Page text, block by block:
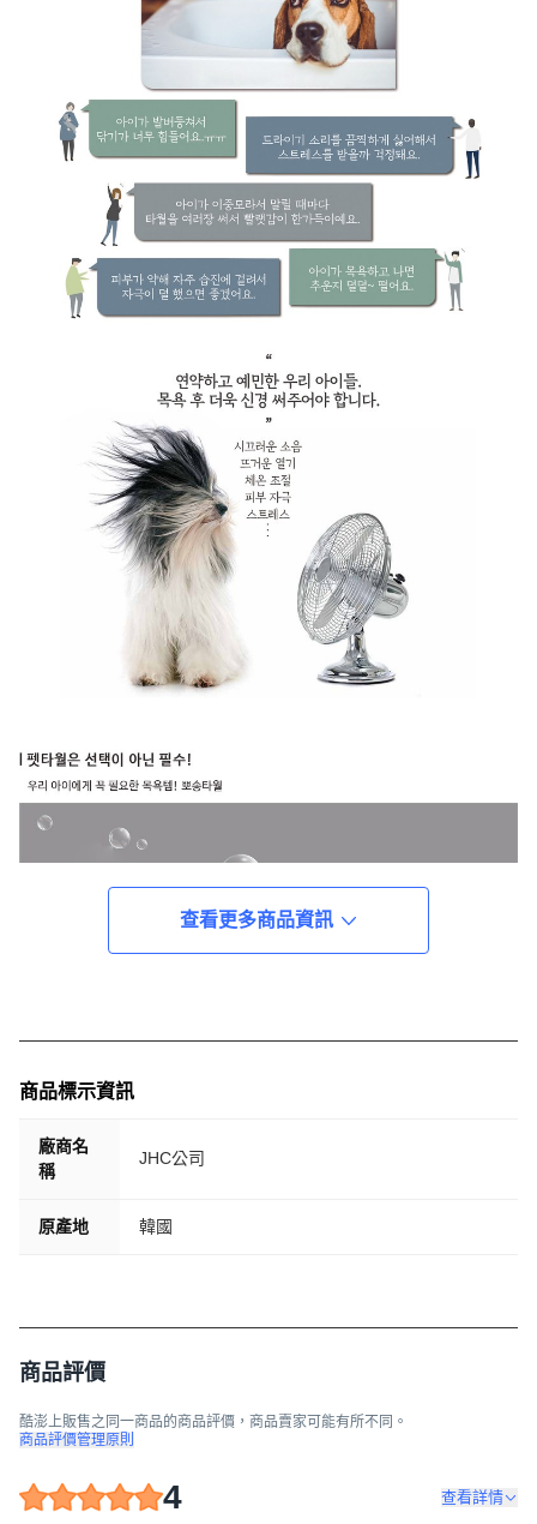
查看更多商品資訊
商品標示資訊
廠商名
稱
JHC公司
原產地 韓國
商品評價
酷澎上販售之同一商品的商品評價，商品賣家可能有所不同。
商品評價管理原則
4 查看詳情